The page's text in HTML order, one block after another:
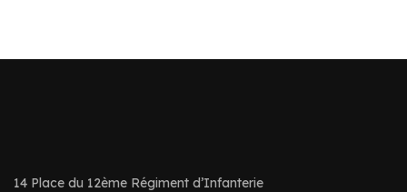
14 Place du 12ème Régiment d’Infanterie